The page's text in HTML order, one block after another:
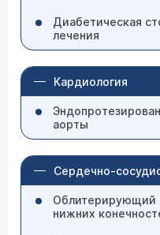
Диабетическая
лечения
Кардиология
аорты
Сердечно-
Облитерирующий
нижних